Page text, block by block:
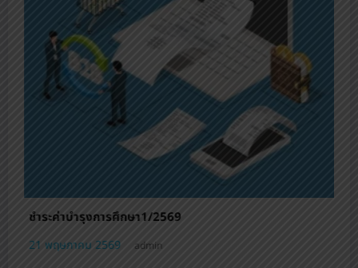
คู่มือใช้งาน toschool [การเปลี่ยนรหัสผ่าน/การเลือกวิชา
เลือกหรือชุมนุม]
admin